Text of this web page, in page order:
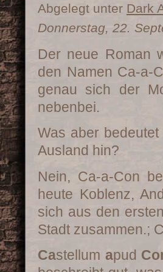
Abgelegt unter Dark
Donnerstag, 22.
Der neue Roman
den Namen Ca-a-
genau sich der
nebenbei.
Was aber
Ausland hin?
Nein, Ca-a-Con
heute Koblenz,
sich aus den
Stadt zusammen.;
Castellum apud